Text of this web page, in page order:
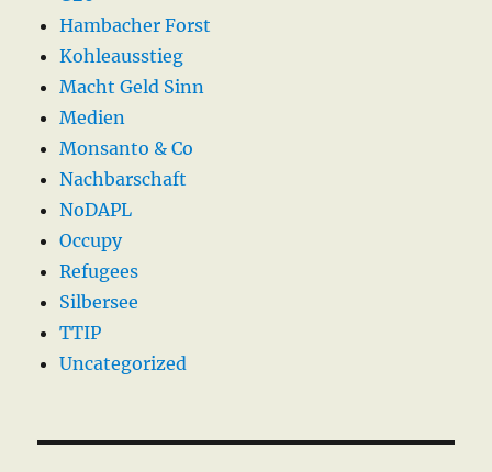
Hambacher Forst
Kohleausstieg
Macht Geld Sinn
Medien
Monsanto & Co
Nachbarschaft
NoDAPL
Occupy
Refugees
Silbersee
TTIP
Uncategorized